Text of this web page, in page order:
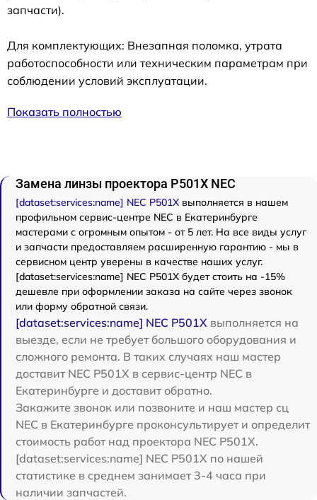
запчасти).
Для комплектующих: Внезапная поломка, утрата
работоспособности или техническим параметрам при
соблюдении условий эксплуатации.
Показать полностью
Замена линзы проектора P501X NEC
[dataset:services:name] NEC P501X выполняется в нашем
профильном сервис-центре NEC в Екатеринбурге
мастерами с огромным опытом - от 5 лет. На все виды услуг
и запчасти предоставляем расширенную гарантию - мы в
сервисном центр уверены в качестве наших услуг.
[dataset:services:name] NEC P501X будет стоить на -15%
дешевле при оформлении заказа на сайте через звонок
или форму обратной связи.
[dataset:services:name] NEC P501X выполняется на
выезде, если не требует большого оборудования и
сложного ремонта. В таких случаях наш мастер
доставит NEC P501X в сервис-центр NEC в
Екатеринбурге и доставит обратно.
Закажите звонок или позвоните и наш мастер сц
NEC в Екатеринбурге проконсультирует и определит
стоимость работ над проектора NEC P501X.
[dataset:services:name] NEC P501X по нашей
статистике в среднем занимает 3-4 часа при
наличии запчастей.